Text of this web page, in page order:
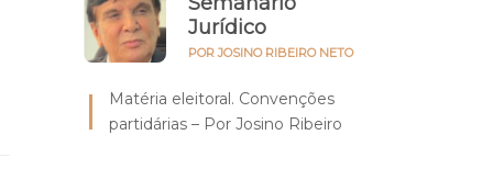
Jurídico
POR JOSINO RIBEIRO NETO
Matéria eleitoral. Convenções
partidárias – Por Josino Ribeiro